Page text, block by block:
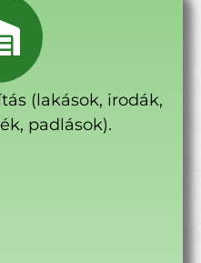
(lakások, irodák,
padlások).